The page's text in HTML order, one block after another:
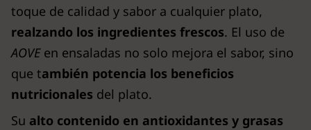
toque de calidad y sabor a cualquier plato,
realzando los ingredientes frescos. El uso de
AOVEen ensaladas no solo mejora el sabor, sino
que también potencia los beneficios
nutricionales del plato.
Su alto contenido en antioxidantes y grasas